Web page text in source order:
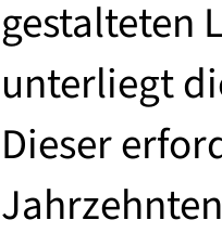
gestalteten
unterliegt
Dieser